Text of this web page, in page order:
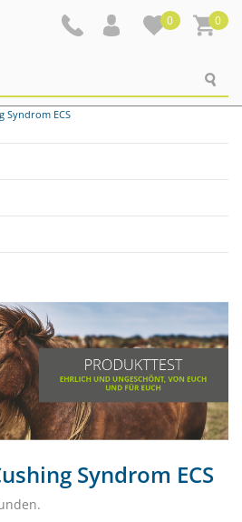
0 0
Syndrom ECS
Syndrom ECS